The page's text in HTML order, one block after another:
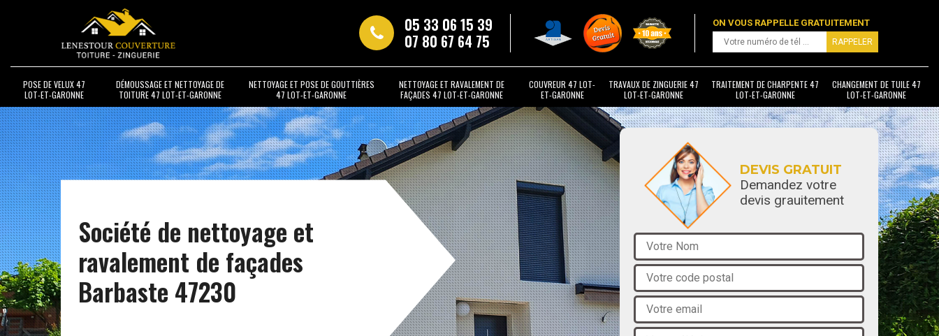
05 33 06 15 39
07 80 67 64 75
ON VOUS RAPPELLE GRATUITEMENT
POSE DE VELUX 47
LOT-ET-GARONNE
DÉMOUSSAGE ET NETTOYAGE DE
TOITURE 47 LOT-ET-GARONNE
NETTOYAGE ET POSE DE GOUTTIÈRES
47 LOT-ET-GARONNE
NETTOYAGE ET RAVALEMENT DE
FAÇADES 47 LOT-ET-GARONNE
COUVREUR 47 LOT-
ET-GARONNE
TRAVAUX DE ZINGUERIE 47
LOT-ET-GARONNE
TRAITEMENT DE CHARPENTE 47
LOT-ET-GARONNE
CHANGEMENT DE TUILE 47
LOT-ET-GARONNE
Société de nettoyage et
ravalement de façades
Barbaste 47230
DEVIS GRATUIT
Demandez votre
devis grauitement